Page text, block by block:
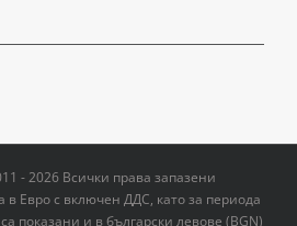
- 2026 Всички права запазени
в Евро с включен ДДС, като за периода
показани и в български левове (BGN)